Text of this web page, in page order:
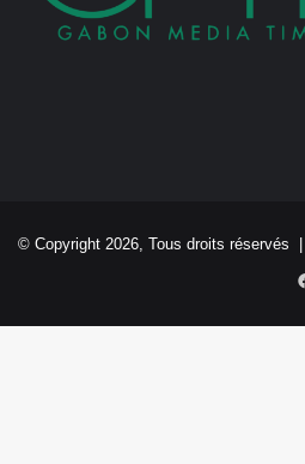
© Copyright 2026, Tous droits réservés |